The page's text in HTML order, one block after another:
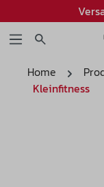
Home
Kleinfitness